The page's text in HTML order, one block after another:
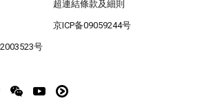
超連結條款及細則
京ICP备09059244号
号